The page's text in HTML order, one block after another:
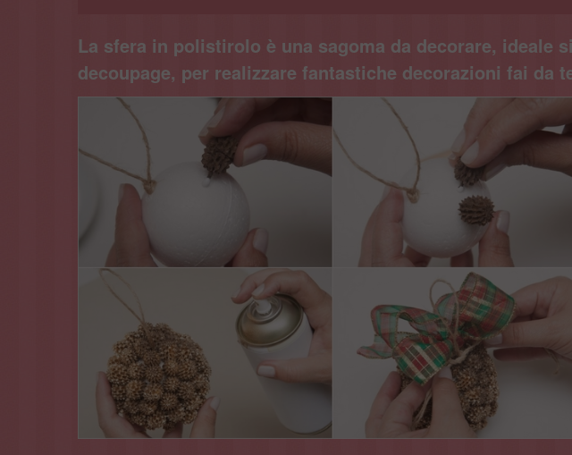
La sfera in polistirolo è una sagoma da decorare, ideale
decoupage, per realizzare fantastiche decorazioni fai da